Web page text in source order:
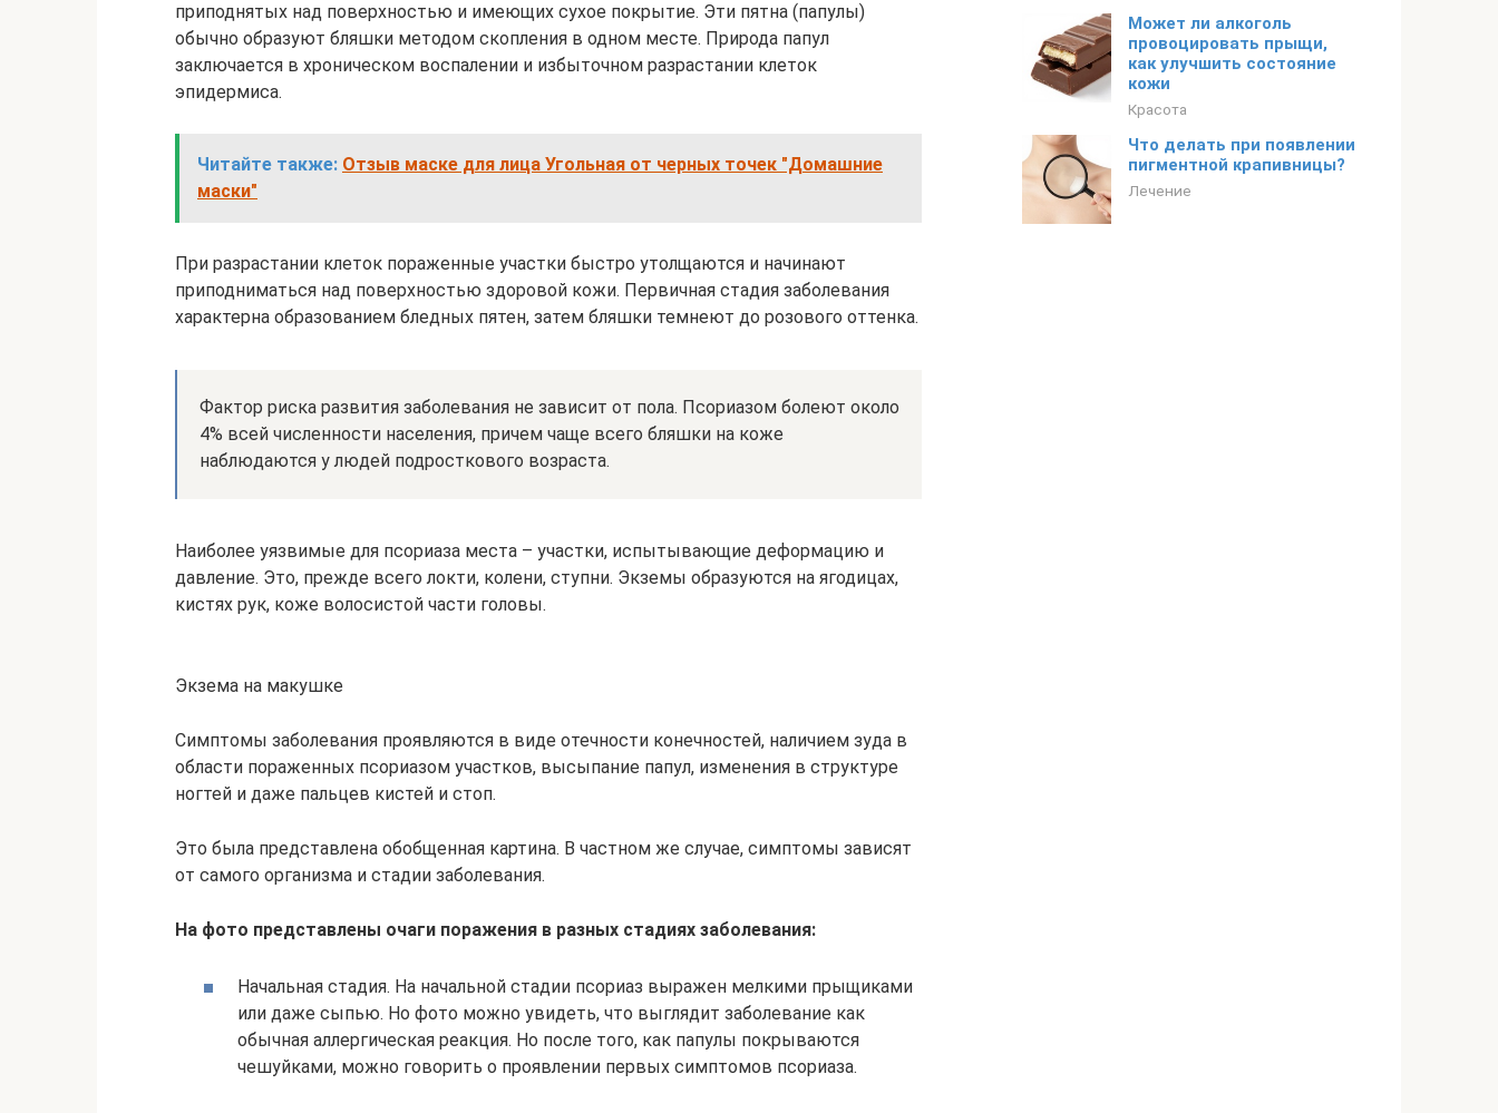
приподнятых над поверхностью и имеющих сухое покрытие. Эти пятна (папулы)
обычно образуют бляшки методом скопления в одном месте. Природа папул
заключается в хроническом воспалении и избыточном разрастании клеток
эпидермиса.
Читайте также: Отзыв маске для лица Угольная от черных точек "Домашние
маски"
При разрастании клеток пораженные участки быстро утолщаются и начинают
приподниматься над поверхностью здоровой кожи. Первичная стадия заболевания
характерна образованием бледных пятен, затем бляшки темнеют до розового оттенка.
Фактор риска развития заболевания не зависит от пола. Псориазом болеют около
4% всей численности населения, причем чаще всего бляшки на коже
наблюдаются у людей подросткового возраста.
Наиболее уязвимые для псориаза места – участки, испытывающие деформацию и
давление. Это, прежде всего локти, колени, ступни. Экземы образуются на ягодицах,
кистях рук, коже волосистой части головы.
Экзема на макушке
Симптомы заболевания проявляются в виде отечности конечностей, наличием зуда в
области пораженных псориазом участков, высыпание папул, изменения в структуре
ногтей и даже пальцев кистей и стоп.
Это была представлена обобщенная картина. В частном же случае, симптомы зависят
от самого организма и стадии заболевания.
На фото представлены очаги поражения в разных стадиях заболевания:
Начальная стадия. На начальной стадии псориаз выражен мелкими прыщиками
или даже сыпью. Но фото можно увидеть, что выглядит заболевание как
обычная аллергическая реакция. Но после того, как папулы покрываются
чешуйками, можно говорить о проявлении первых симптомов псориаза.
Может ли алкоголь
провоцировать прыщи,
как улучшить состояние
кожи
Красота
Что делать при появлении
пигментной крапивницы?
Лечение